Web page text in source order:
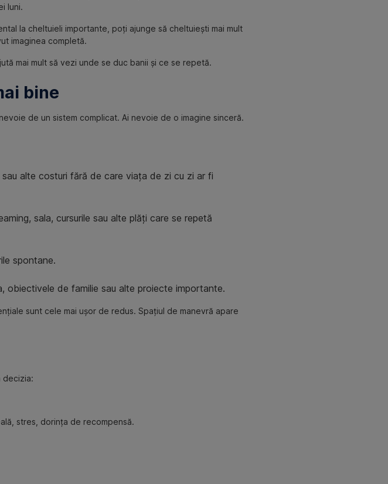
luni.
la cheltuieli importante, poți ajunge să cheltuiești mai mult
imaginea completă.
mai mult să vezi unde se duc banii și ce se repetă.
bine
de un sistem complicat. Ai nevoie de o imagine sinceră.
alte costuri fără de care viața de zi cu zi ar fi
sala, cursurile sau alte plăți care se repetă
spontane.
obiectivele de familie sau alte proiecte importante.
sunt cele mai ușor de redus. Spațiul de manevră apare
decizia:
stres, dorința de recompensă.